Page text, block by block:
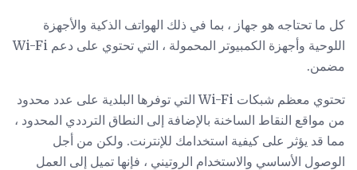
كل ما تحتاجه هو جهاز ، بما في ذلك الهواتف الذكية والأجهزة
اللوحية وأجهزة الكمبيوتر المحمولة ، التي تحتوي على دعم Wi-Fi
مضمن.
تحتوي معظم شبكات Wi-Fi التي توفرها البلدية على عدد محدود
من مواقع النقاط الساخنة بالإضافة إلى النطاق الترددي المحدود ،
مما قد يؤثر على كيفية استخدامك للإنترنت. ولكن من أجل
الوصول الأساسي والاستخدام الروتيني ، فإنها تميل إلى العمل